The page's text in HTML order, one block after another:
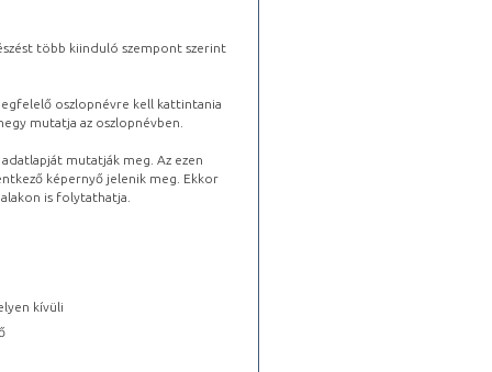
több kiinduló szempont szerint
oszlopnévre kell kattintania
mutatja az oszlopnévben.
mutatják meg. Az ezen
képernyő jelenik meg. Ekkor
is folytathatja.
kívüli